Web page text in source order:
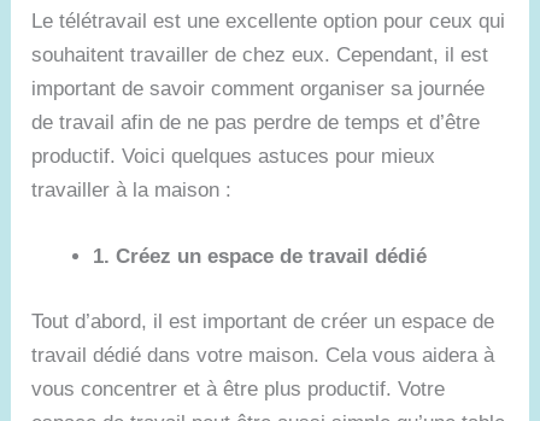
Le télétravail est une excellente option pour ceux qui
souhaitent travailler de chez eux. Cependant, il est
important de savoir comment organiser sa journée
de travail afin de ne pas perdre de temps et d’être
productif. Voici quelques astuces pour mieux
travailler à la maison :
1. Créez un espace de travail dédié
Tout d’abord, il est important de créer un espace de
travail dédié dans votre maison. Cela vous aidera à
vous concentrer et à être plus productif. Votre